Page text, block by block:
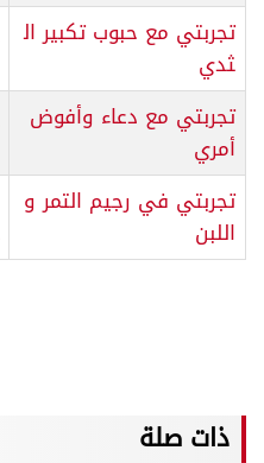
تجربتي مع حبوب تكبير ال
ثدي
تجربتي مع دعاء وأفوض
أمري
تجربتي في رجيم التمر و
اللبن
ذات صلة